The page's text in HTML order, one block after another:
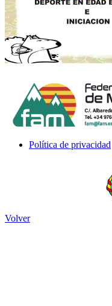
Política de privacidad
Volver